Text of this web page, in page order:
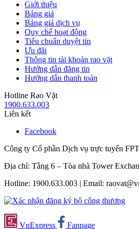
Giới thiệu
Bảng giá
Bảng giá dịch vụ
Quy chế hoạt động
Tiêu chuẩn duyệt tin
Ưu đãi
Thông tin tài khoản rao vặt
Hướng dẫn đăng tin
Hướng dẫn thanh toán
Hotline Rao Vặt
1900.633.003
Liên kết
Facebook
Công ty Cổ phần Dịch vụ trực tuyến
Địa chỉ: Tầng 6 – Tòa nhà Tower
Hotline: 1900.633.003 | Email:
VnExpress Fanpage